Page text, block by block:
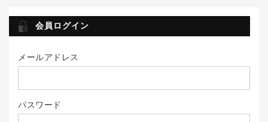
会員ログイン
メールアドレス
パスワード